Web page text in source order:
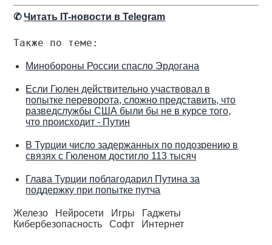
✆Читать IT-новости в Telegram
Также по теме:
Минобороны России спасло Эрдогана
Если Гюлен действительно участвовал в
попытке переворота, сложно представить, что
разведслужбы США были бы не в курсе того,
что происходит - Путин
В Турции число задержанных по подозрению в
связях с Гюленом достигло 113 тысяч
Глава Турции поблагодарил Путина за
поддержку при попытке путча
Железо Нейросети Игры
Гаджеты
Кибербезопасность
Софт Интернет